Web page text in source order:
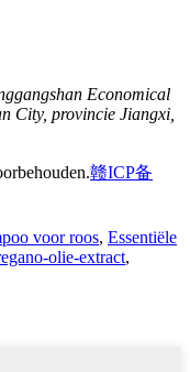
Economical
City, provincie Jiangxi,
赣ICP备
voor roos, Essentiële
olie-extract,